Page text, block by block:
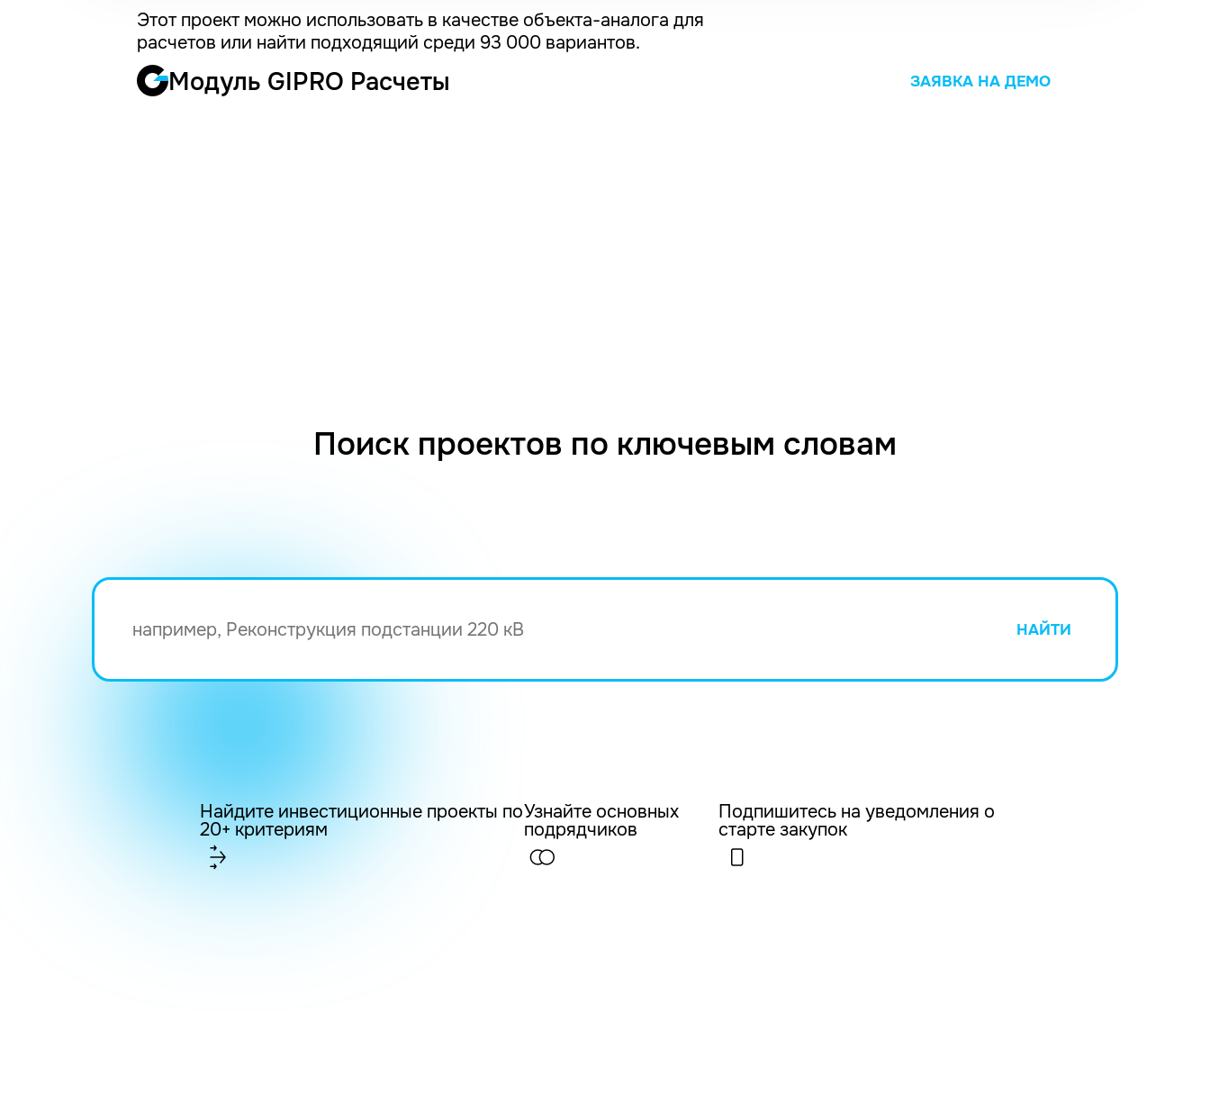
Этот проект можно использовать в качестве объекта-аналога для
расчетов или найти подходящий среди 93 000 вариантов.
Модуль GIPRO Расчеты ЗАЯВКА НА ДЕМО
Поиск проектов по ключевым словам
НАЙТИ
Найдите инвестиционные проекты по
20+ критериям
Узнайте основных
подрядчиков
Подпишитесь на уведомления о
старте закупок